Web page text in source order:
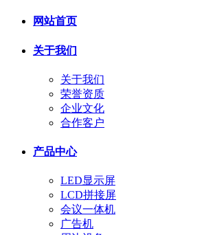
网站首页
关于我们
关于我们
荣誉资质
企业文化
合作客户
产品中心
LED显示屏
LCD拼接屏
会议一体机
广告机